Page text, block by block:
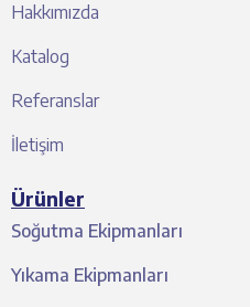
Hakkımızda
Katalog
Referanslar
İletişim
Ürünler
Soğutma Ekipmanları
Yıkama Ekipmanları